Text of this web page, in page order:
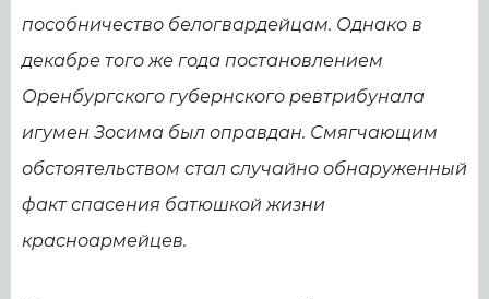
пособничество белогвардейцам. Однако в
декабре того же года постановлением
Оренбургского губернского ревтрибунала
игумен Зосима был оправдан. Смягчающим
обстоятельством стал случайно обнаруженный
факт спасения батюшкой жизни
красноармейцев.